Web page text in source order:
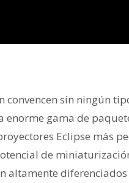
sin ningún
enorme gama de
Eclipse más
de
altamente